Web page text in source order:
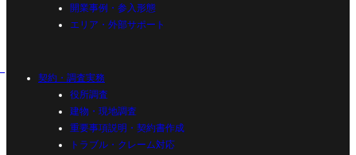
開業事例・参入形態
エリア・外部サポート
契約・調査実務
役所調査
建物・現地調査
重要事項説明・契約書作成
トラブル・クレーム対応